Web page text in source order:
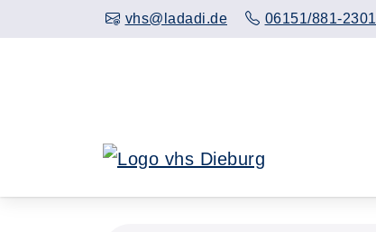
vhs@ladadi.de 06151/881-2301
Hauptinhalt anspringen